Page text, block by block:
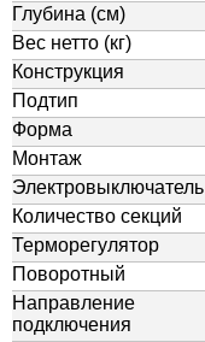
Глубина (см)
Вес нетто (кг)
Конструкция
Подтип
Форма
Монтаж
Электровыключатель
Количество секций
Терморегулятор
Поворотный
Направление
подключения